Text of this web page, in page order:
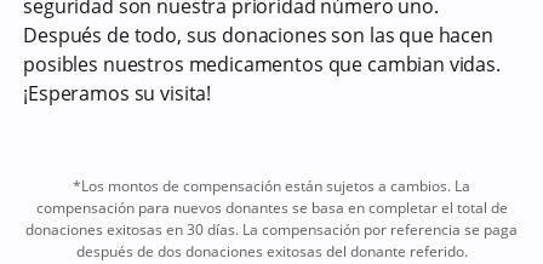
seguridad son nuestra prioridad número uno.
Después de todo, sus donaciones son las que hacen
posibles nuestros medicamentos que cambian vidas.
¡Esperamos su visita!
*Los montos de compensación están sujetos a cambios. La
compensación para nuevos donantes se basa en completar el total de
donaciones exitosas en 30 días. La compensación por referencia se paga
después de dos donaciones exitosas del donante referido.